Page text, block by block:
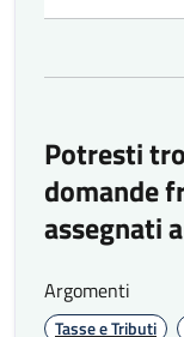
Potresti
domande
assegnati
Argomenti
Tasse e Tributi